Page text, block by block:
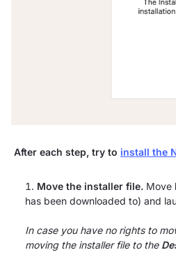
After each step, try to install the
Move the installer file. Move
has been downloaded to) and
In case you have no rights to
moving the installer file to the